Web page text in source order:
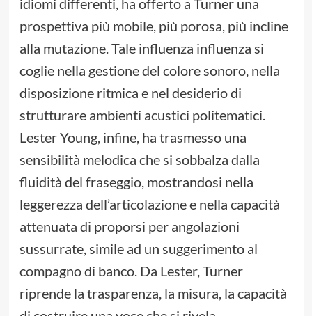
idiomi differenti, ha offerto a Turner una
prospettiva più mobile, più porosa, più incline
alla mutazione. Tale influenza influenza si
coglie nella gestione del colore sonoro, nella
disposizione ritmica e nel desiderio di
strutturare ambienti acustici politematici.
Lester Young, infine, ha trasmesso una
sensibilità melodica che si sobbalza dalla
fluidità del fraseggio, mostrandosi nella
leggerezza dell’articolazione e nella capacità
attenuata di proporsi per angolazioni
sussurrate, simile ad un suggerimento al
compagno di banco. Da Lester, Turner
riprende la trasparenza, la misura, la capacità